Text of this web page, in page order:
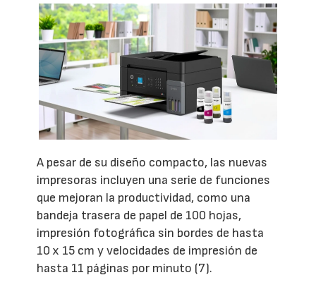
A pesar de su diseño compacto, las nuevas
impresoras incluyen una serie de funciones
que mejoran la productividad, como una
bandeja trasera de papel de 100 hojas,
impresión fotográfica sin bordes de hasta
10 x 15 cm y velocidades de impresión de
hasta 11 páginas por minuto (7).